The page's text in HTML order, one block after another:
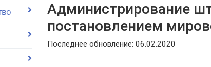
Администрирование
постановлением
Последнее обновление: 06.02.2020